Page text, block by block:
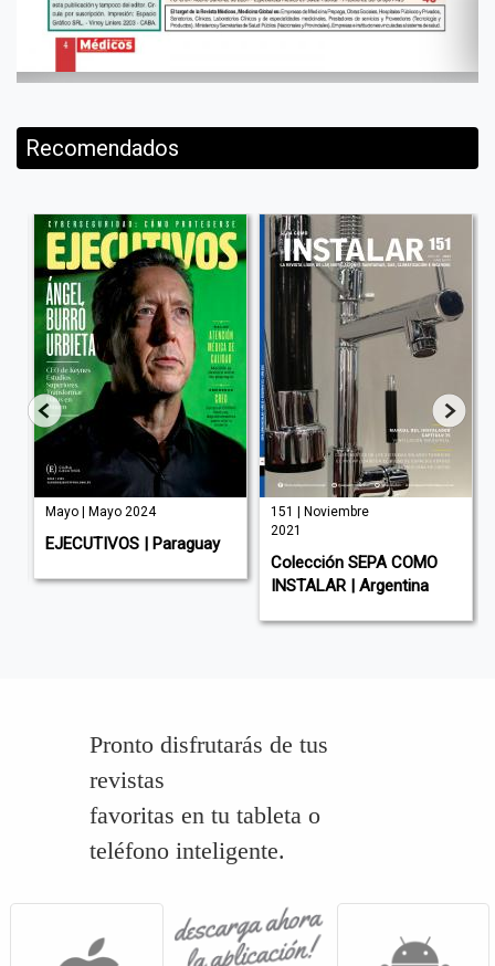
Recomendados
Mayo | Mayo 2024
EJECUTIVOS | Paraguay
151 | Noviembre
2021
Colección SEPA COMO
INSTALAR | Argentina
Pronto disfrutarás de tus
revistas
favoritas en tu tableta o
teléfono inteligente.